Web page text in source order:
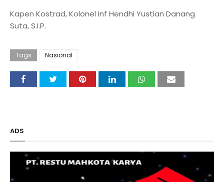
Kapen Kostrad, Kolonel Inf Hendhi Yustian Danang
Suta, S.I.P.
Tags Nasional
ADS